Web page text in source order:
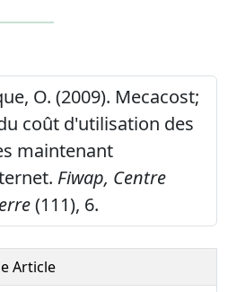
O. (2009). Mecacost;
coût d'utilisation des
maintenant
Fiwap, Centre
(111), 6.
Article